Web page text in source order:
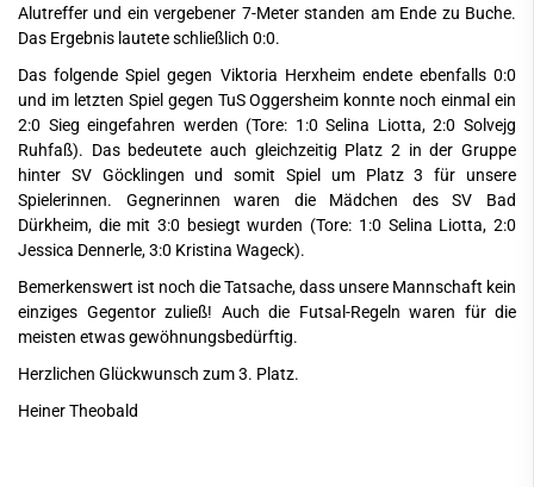
Alutreffer und ein vergebener 7-Meter standen am Ende zu Buche.
Das Ergebnis lautete schließlich 0:0.
Das folgende Spiel gegen Viktoria Herxheim endete ebenfalls 0:0
und im letzten Spiel gegen TuS Oggersheim konnte noch einmal ein
2:0 Sieg eingefahren werden (Tore: 1:0 Selina Liotta, 2:0 Solvejg
Ruhfaß). Das bedeutete auch gleichzeitig Platz 2 in der Gruppe
hinter SV Göcklingen und somit Spiel um Platz 3 für unsere
Spielerinnen. Gegnerinnen waren die Mädchen des SV Bad
Dürkheim, die mit 3:0 besiegt wurden (Tore: 1:0 Selina Liotta, 2:0
Jessica Dennerle, 3:0 Kristina Wageck).
Bemerkenswert ist noch die Tatsache, dass unsere Mannschaft kein
einziges Gegentor zuließ! Auch die Futsal-Regeln waren für die
meisten etwas gewöhnungsbedürftig.
Herzlichen Glückwunsch zum 3. Platz.
Heiner Theobald